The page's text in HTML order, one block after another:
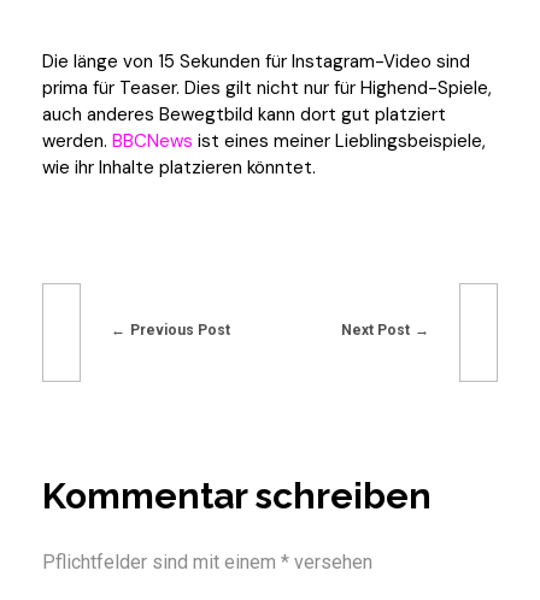
Die länge von 15 Sekunden für Instagram-Video sind
prima für Teaser. Dies gilt nicht nur für Highend-Spiele,
auch anderes Bewegtbild kann dort gut platziert
werden. BBCNews ist eines meiner Lieblingsbeispiele,
wie ihr Inhalte platzieren könntet.
Previous Post Next Post
Kommentar schreiben
Pflichtfelder sind mit einem * versehen